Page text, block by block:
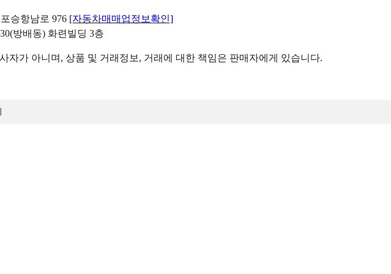
승항남로 976 [자동차매매업정보확인]
방배동) 화련빌딩 3층
가 아니며, 상품 및 거래정보, 거래에 대한 책임은 판매자에게 있습니다.